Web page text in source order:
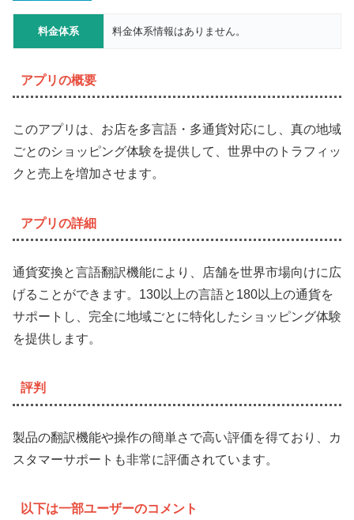
料金体系 料金体系情報はありません。
アプリの概要
このアプリは、お店を多言語・多通貨対応にし、真の地域
ごとのショッピング体験を提供して、世界中のトラフィッ
クと売上を増加させます。
アプリの詳細
通貨変換と言語翻訳機能により、店舗を世界市場向けに広
げることができます。130以上の言語と180以上の通貨を
サポートし、完全に地域ごとに特化したショッピング体験
を提供します。
評判
製品の翻訳機能や操作の簡単さで高い評価を得ており、カ
スタマーサポートも非常に評価されています。
以下は一部ユーザーのコメント